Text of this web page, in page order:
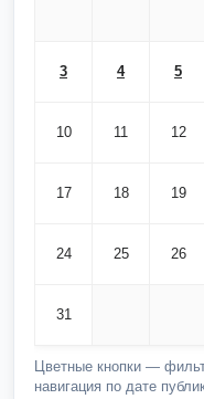
3 4 5
10 11 12
17 18 19
24 25 26
31
Цветные кнопки —
навигация по дате